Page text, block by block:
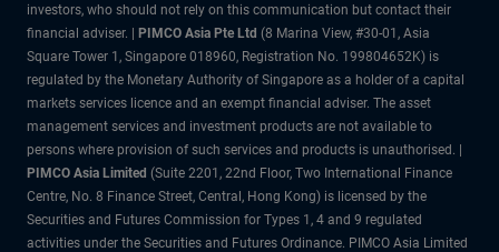
investors, who should not rely on this communication but contact their
financial adviser. | PIMCO Asia Pte Ltd (8 Marina View, #30-01, Asia
Square Tower 1, Singapore 018960, Registration No. 199804652K) is
regulated by the Monetary Authority of Singapore as a holder of a capital
markets services licence and an exempt financial adviser. The asset
management services and investment products are not available to
persons where provision of such services and products is unauthorised. |
PIMCO Asia Limited (Suite 2201, 22nd Floor, Two International Finance
Centre, No. 8 Finance Street, Central, Hong Kong) is licensed by the
Securities and Futures Commission for Types 1, 4 and 9 regulated
activities under the Securities and Futures Ordinance. PIMCO Asia Limited